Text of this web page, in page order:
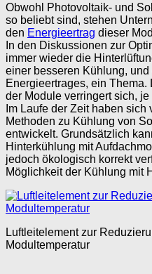
Obwohl Photovoltaik- und
so beliebt sind, stehen
den Energieertrag dieser
In den Diskussionen zur
immer wieder die
einer besseren Kühlung,
Energieertrages, ein
der Module verringert sich,
Im Laufe der Zeit haben
Methoden zu Kühlung von
entwickelt. Grundsätzlich
Hinterkühlung mit
jedoch ökologisch korrekt
Möglichkeit der Kühlung mit
Luftleitelement zur
Modultemperatur